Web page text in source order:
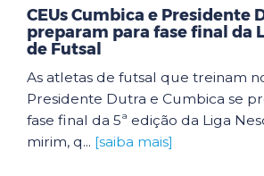
CEUs Cumbica e Presidente
preparam para fase final da
de Futsal
As atletas de futsal que treinam
Presidente Dutra e Cumbica se
fase final da 5ª edição da Liga
mirim, q... [saiba mais]